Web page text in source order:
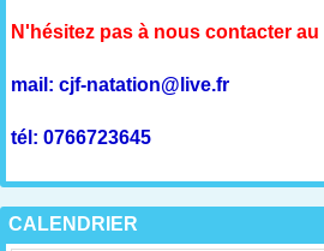
N'hésitez pas à nous contacter au
mail: cjf-natation@live.fr
tél: 0766723645
CALENDRIER